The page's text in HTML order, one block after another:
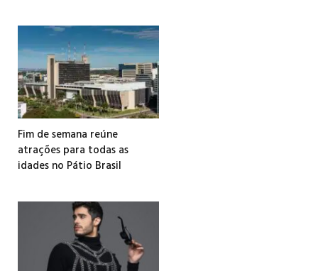
Fim de semana reúne
atrações para todas as
idades no Pátio Brasil